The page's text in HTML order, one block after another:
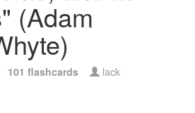
(Adam
101 flashcards lack